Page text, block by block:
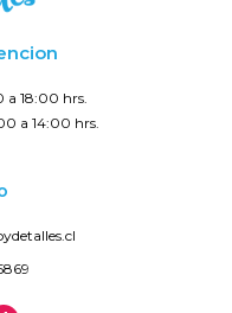
a 18:00 hrs.
a 14:00 hrs.